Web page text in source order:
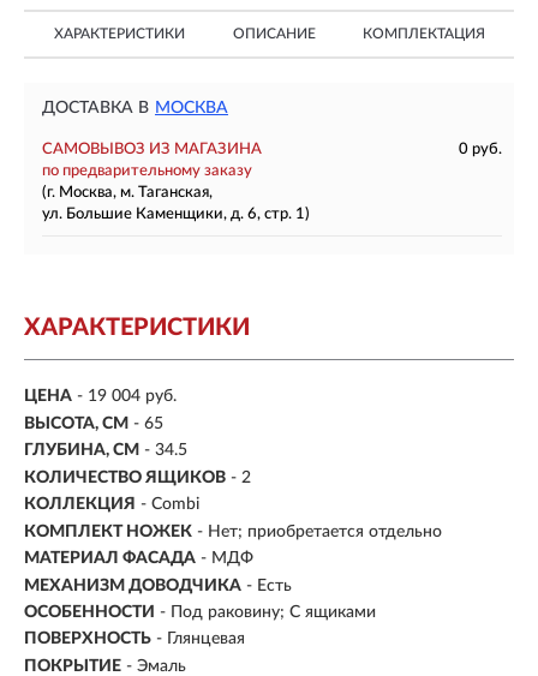
ХАРАКТЕРИСТИКИ ОПИСАНИЕ КОМПЛЕКТАЦИЯ
ДОСТАВКА В МОСКВА
САМОВЫВОЗ ИЗ МАГАЗИНА
0 руб.
по предварительному заказу
(г. Москва, м. Таганская,
ул. Большие Каменщики, д. 6, стр. 1)
ХАРАКТЕРИСТИКИ
ЦЕНА - 19 004 руб.
ВЫСОТА, СМ - 65
ГЛУБИНА, СМ - 34.5
КОЛИЧЕСТВО ЯЩИКОВ - 2
КОЛЛЕКЦИЯ - Combi
КОМПЛЕКТ НОЖЕК - Нет; приобретается отдельно
МАТЕРИАЛ ФАСАДА - МДФ
МЕХАНИЗМ ДОВОДЧИКА - Есть
ОСОБЕННОСТИ - Под раковину; С ящиками
ПОВЕРХНОСТЬ - Глянцевая
ПОКРЫТИЕ - Эмаль